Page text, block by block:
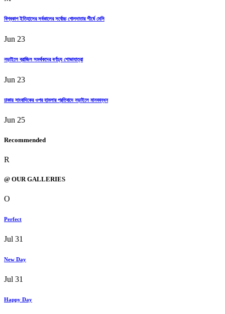
বিশ্বকাপ ইতিহাসের সর্বকালের সর্বোচ্চ গোলদাতার শীর্ষে মেসি
Jun 23
নড়াইলে ব্রাজিল সমর্থকদের বর্ণাঢ্য শোভাযাত্রা
Jun 23
ঢাকায় সাংবাদিকের ওপর হামলার প্রতিবাদে নড়াইলে মানববন্ধন
Jun 25
Recommended
R
@ OUR GALLERIES
O
Perfect
Jul 31
New Day
Jul 31
Happy Day